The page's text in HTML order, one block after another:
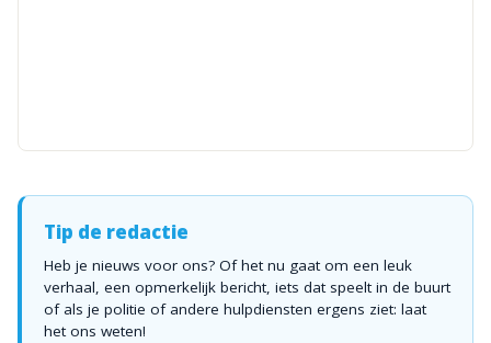
Tip de redactie
Heb je nieuws voor ons? Of het nu gaat om een leuk
verhaal, een opmerkelijk bericht, iets dat speelt in de buurt
of als je politie of andere hulpdiensten ergens ziet: laat
het ons weten!